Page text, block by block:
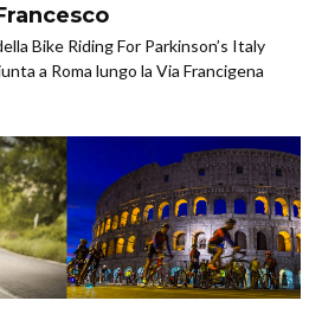
Bike Riding For Parkinson’s Italy
a Roma lungo la Via Francigena